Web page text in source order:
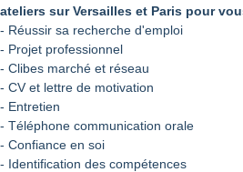
ateliers sur Versailles et Paris pour
- Réussir sa recherche d'emploi
- Projet professionnel
- Clibes marché et réseau
- CV et lettre de motivation
- Entretien
- Téléphone communication orale
- Confiance en soi
- Identification des compétences